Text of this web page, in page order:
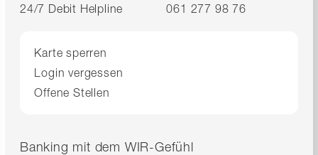
24/7 Debit Helpline
061 277 98 76
Karte sperren
Login vergessen
Offene Stellen
Banking mit dem WIR-Gefühl